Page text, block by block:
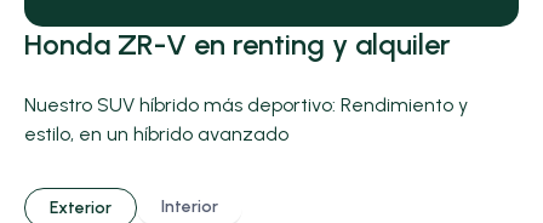
Honda ZR-V en renting y alquiler
Nuestro SUV híbrido más deportivo: Rendimiento y
estilo, en un híbrido avanzado
Exterior Interior